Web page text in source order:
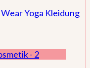
WearYoga Kleidung